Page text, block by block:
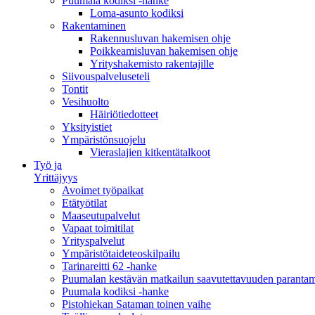
Loma-asunto kodiksi
Rakentaminen
Rakennusluvan hakemisen ohje
Poikkeamisluvan hakemisen ohje
Yrityshakemisto rakentajille
Siivouspalveluseteli
Tontit
Vesihuolto
Häiriötiedotteet
Yksityistiet
Ympäristönsuojelu
Vieraslajien kitkentätalkoot
Työ ja
Yrittäjyys
Avoimet työpaikat
Etätyötilat
Maaseutupalvelut
Vapaat toimitilat
Yrityspalvelut
Ympäristötaideteoskilpailu
Tarinareitti 62 -hanke
Puumalan kestävän matkailun saavutettavuuden
Puumala kodiksi -hanke
Pistohiekan Sataman toinen vaihe